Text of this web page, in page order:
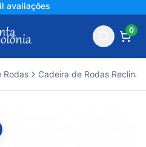
avaliações
0
Rodas Cadeira de Rodas